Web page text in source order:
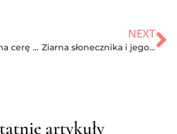
Wpływ drożdży na cerę trądzikową
NEXT
Ziarna słonecznika i jego właściwości
artykuły